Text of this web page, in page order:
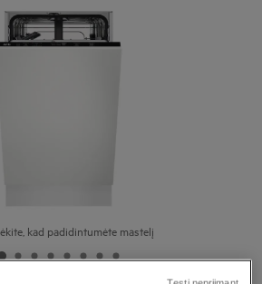
kad padidintumėte mastelį